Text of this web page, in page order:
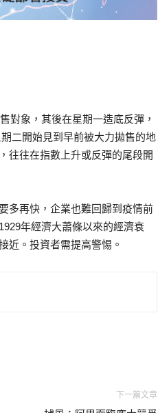
對象，其後在星期一造底反彈，
二開始見到早前被大力拋售的地
往往在指數上升或反彈的尾段開
多再快，企業也難回歸到疫情前
年經濟大蕭條以來的經濟衰
近。投資者需提高警惕。
下一篇文章